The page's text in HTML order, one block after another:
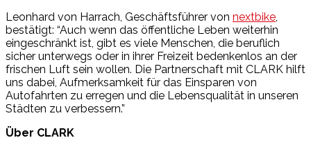
Leonhard von Harrach, Geschäftsführer von nextbike,
bestätigt: “Auch wenn das öffentliche Leben weiterhin
eingeschränkt ist, gibt es viele Menschen, die beruflich
sicher unterwegs oder in ihrer Freizeit bedenkenlos an der
frischen Luft sein wollen. Die Partnerschaft mit CLARK hilft
uns dabei, Aufmerksamkeit für das Einsparen von
Autofahrten zu erregen und die Lebensqualität in unseren
Städten zu verbessern.”
Über CLARK